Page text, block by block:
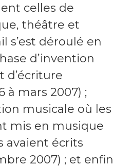
celles de
théâtre et
s’est déroulé en
d’invention
d’écriture
à mars 2007) ;
musicale où les
mis en musique
avaient écrits
2007) ; et enfin